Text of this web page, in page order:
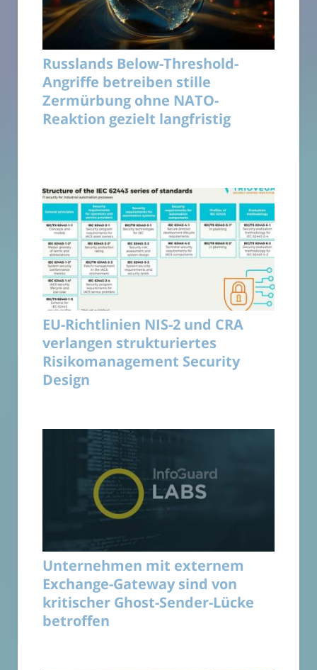
Russlands Below-Threshold-
Angriffe betreiben stille
Zermürbung ohne NATO-
Reaktion gezielt langfristig
EU-Richtlinien NIS-2 und CRA
verlangen strukturiertes
Risikomanagement Security
Design
Unternehmen mit externem
Exchange-Gateway sind von
kritischer Ghost-Sender-Lücke
betroffen